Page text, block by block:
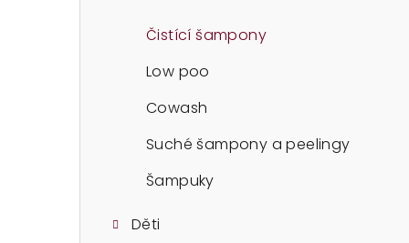
Čistící šampony
Low poo
Cowash
Suché šampony a peelingy
Šampuky
Děti